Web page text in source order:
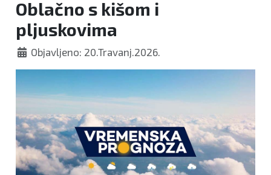
Oblačno s kišom i
pljuskovima
Objavljeno: 20.Travanj.2026.